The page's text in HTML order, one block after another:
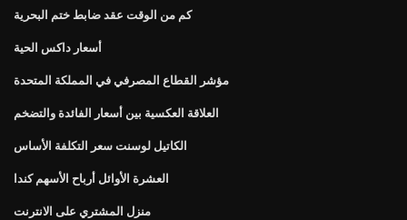
كم من الوقت عقد ضابط ختم البحرية
أسعار داكس الحية
مؤشر القطاع المصرفي في المملكة المتحدة
العلاقة العكسية بين أسعار الفائدة والتضخم
الكاتيل لوسنت سعر التكلفة الأساس
العشرة الأوائل أرباح الأسهم كندا
منزل المشتري على الانترنت